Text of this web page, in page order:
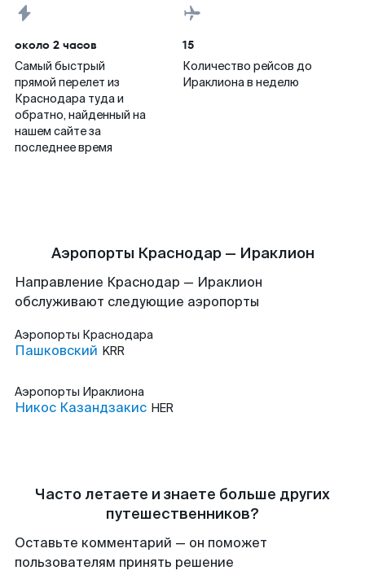
около 2 часов
Самый быстрый
прямой перелет из
Краснодара туда и
обратно, найденный на
нашем сайте за
последнее время
15
Количество рейсов до
Ираклиона в неделю
Аэропорты Краснодар — Ираклион
Направление Краснодар — Ираклион
обслуживают следующие аэропорты
Аэропорты Краснодара
Пашковский KRR
Аэропорты Ираклиона
Никос Казандзакис HER
Часто летаете и знаете больше других
путешественников?
Оставьте комментарий — он поможет
пользователям принять решение